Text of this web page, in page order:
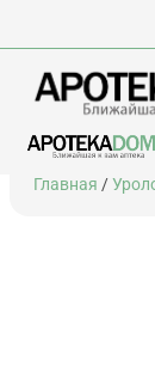
Перейти
Главная /